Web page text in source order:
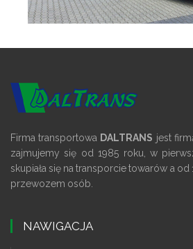
Firma transportowa DALTRANS jest
zajmujemy się od 1985 roku, w
skupiała się na transporcie towarów a
przewozem osób.
NAWIGACJA